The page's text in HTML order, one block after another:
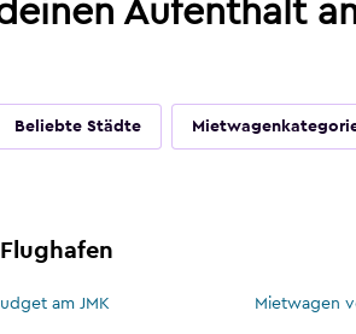
Aufenthalt
Beliebte Städte
am JMK
Mietwagen